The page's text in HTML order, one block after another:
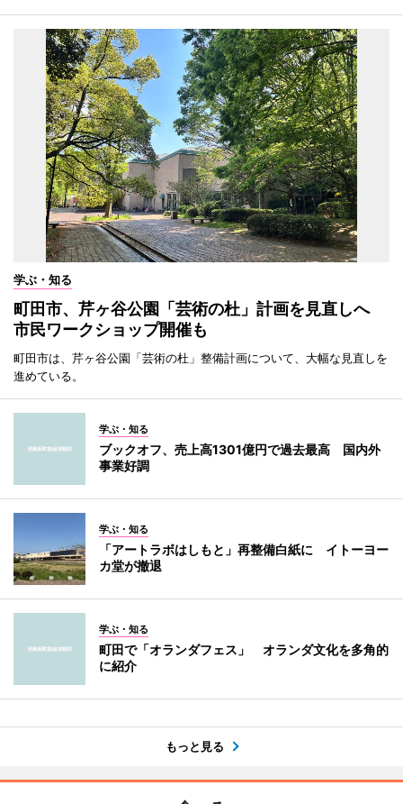
学ぶ・知る
町田市、芹ヶ谷公園「芸術の杜」計画を見直しへ
市民ワークショップ開催も
町田市は、芹ヶ谷公園「芸術の杜」整備計画について、大幅な見直しを
進めている。
学ぶ・知る
ブックオフ、売上高1301億円で過去最高 国内外
事業好調
学ぶ・知る
「アートラボはしもと」再整備白紙に イトーヨー
カ堂が撤退
学ぶ・知る
町田で「オランダフェス」 オランダ文化を多角的
に紹介
もっと見る